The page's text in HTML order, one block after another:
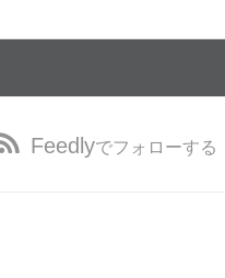
Feedlyでフォローする